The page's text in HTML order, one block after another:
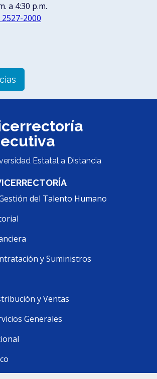
a 4:30 p.m.
2527-2000
Estatal a Distancia
del Talento Humano
y Suministros
y Ventas
Generales